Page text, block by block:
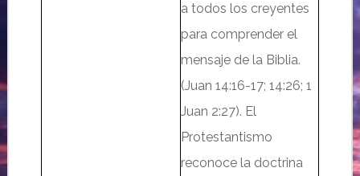
a todos los creyentes
para comprender el
mensaje de la Biblia.
(Juan 14:16-17; 14:26; 1
Juan 2:27). El
Protestantismo
reconoce la doctrina